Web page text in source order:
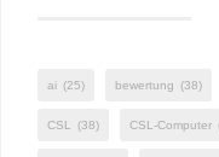
ai (25) bewertung (38)
CSL (38) CSL-Computer